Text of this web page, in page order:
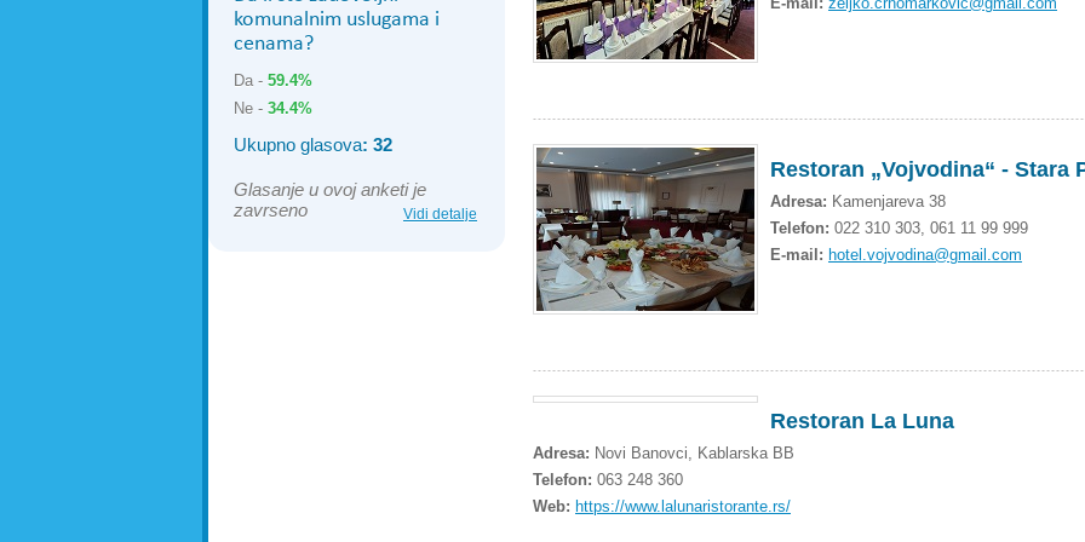
komunalnim uslugama i
cenama?
Da - 59.4%
Ne - 34.4%
Ukupno glasova: 32
Glasanje u ovoj anketi je
zavrseno
Vidi detalje
Restoran „Vojvodina“ - Stara
Adresa: Kamenjareva 38
Telefon: 022 310 303, 061 11 99 999
E-mail: hotel.vojvodina@gmail.com
Restoran La Luna
Adresa: Novi Banovci, Kablarska BB
Telefon: 063 248 360
Web: https://www.lalunaristorante.rs/